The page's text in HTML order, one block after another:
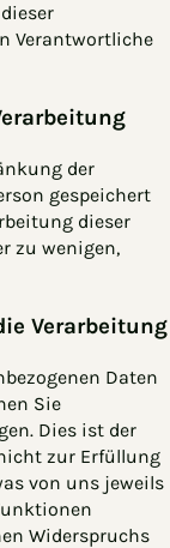
Verantwortliche
der
gespeichert
dieser
zu wenigen,
Verarbeitung
Daten
Sie
Dies ist der
zur Erfüllung
von uns jeweils
Widerspruchs